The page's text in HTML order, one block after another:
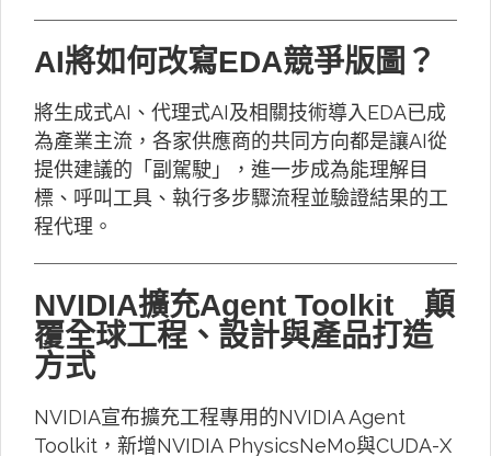
AI將如何改寫EDA競爭版圖？
將生成式AI、代理式AI及相關技術導入EDA已成
為產業主流，各家供應商的共同方向都是讓AI從
提供建議的「副駕駛」，進一步成為能理解目
標、呼叫工具、執行多步驟流程並驗證結果的工
程代理。
NVIDIA擴充Agent Toolkit 顛
覆全球工程、設計與產品打造
方式
NVIDIA宣布擴充工程專用的NVIDIA Agent
Toolkit，新增NVIDIA PhysicsNeMo與CUDA-X